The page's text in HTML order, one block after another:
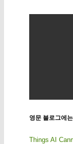
영문 블로그에
Things AI